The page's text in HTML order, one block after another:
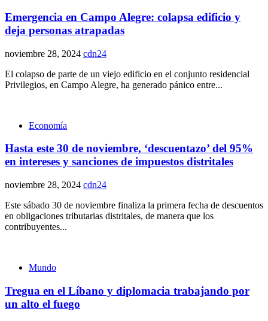
Emergencia en Campo Alegre: colapsa edificio y
deja personas atrapadas
noviembre 28, 2024 cdn24
El colapso de parte de un viejo edificio en el conjunto residencial
Privilegios, en Campo Alegre, ha generado pánico entre...
Economía
Hasta este 30 de noviembre, ‘descuentazo’ del 95%
en intereses y sanciones de impuestos distritales
noviembre 28, 2024 cdn24
Este sábado 30 de noviembre finaliza la primera fecha de descuentos
en obligaciones tributarias distritales, de manera que los
contribuyentes...
Mundo
Tregua en el Líbano y diplomacia trabajando por
un alto el fuego